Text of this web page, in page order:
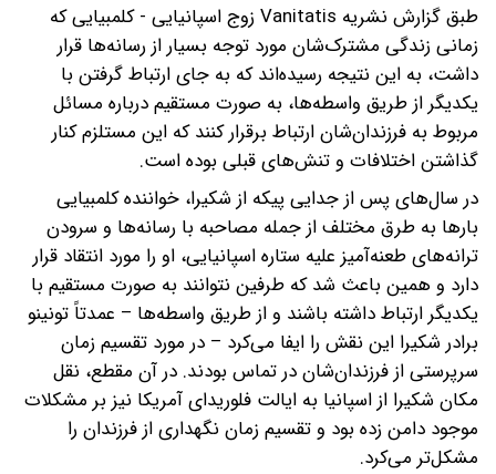
طبق گزارش نشریه Vanitatis زوج اسپانیایی - کلمبیایی که
زمانی زندگی مشترک‌شان مورد توجه بسیار از رسانه‌ها قرار
داشت، به این نتیجه رسیده‌اند که به جای ارتباط گرفتن با
یکدیگر از طریق واسطه‌ها، به صورت مستقیم درباره مسائل
مربوط به فرزندان‌شان ارتباط برقرار کنند که این مستلزم کنار
گذاشتن اختلافات و تنش‌های قبلی بوده است.
در سال‌‌های پس از جدایی پیکه از شکیرا، خواننده کلمبیایی
بارها به طرق مختلف از جمله مصاحبه با رسانه‌ها و سرودن
ترانه‌‌های طعنه‌آمیز علیه ستاره اسپانیایی، او را مورد انتقاد قرار
دارد و همین باعث شد که طرفین نتوانند به صورت مستقیم با
یکدیگر ارتباط داشته باشند و از طریق واسطه‌‌ها – عمدتاً تونینو
برادر شکیرا این نقش را ایفا می‌کرد – در مورد تقسیم زمان
سرپرستی از فرزندان‌شان در تماس بودند. در آن مقطع، نقل
مکان شکیرا از اسپانیا به ایالت فلوریدای آمریکا نیز بر مشکلات
موجود دامن زده بود و تقسیم زمان نگهداری از فرزندان را
مشکل‌تر می‌کرد.